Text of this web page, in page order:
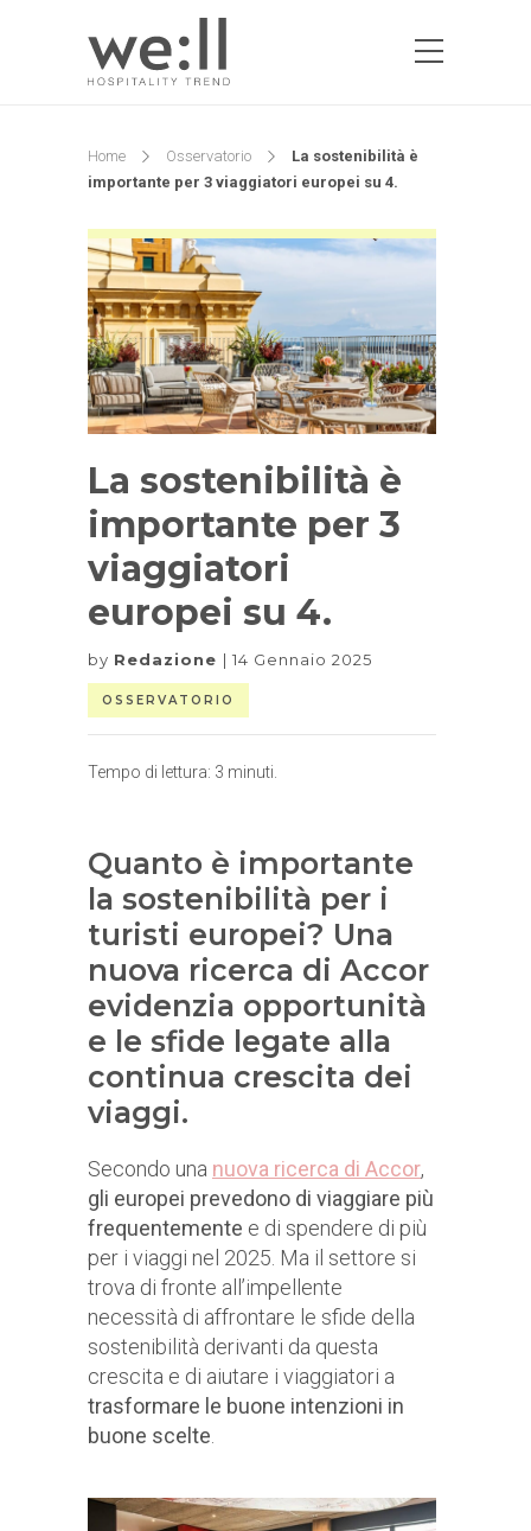
Home Osservatorio
La sostenibilità è
importante per 3 viaggiatori europei su 4.
La sostenibilità è
importante per 3
viaggiatori
europei su 4.
by Redazione 14 Gennaio 2025
OSSERVATORIO
Tempo di lettura: 3 minuti.
Quanto è importante
la sostenibilità per i
turisti europei? Una
nuova ricerca di Accor
evidenzia opportunità
e le sfide legate alla
continua crescita dei
viaggi.
Secondo una nuova ricerca di Accor,
gli europei prevedono di viaggiare più
frequentemente e di spendere di più
per i viaggi nel 2025. Ma il settore si
trova di fronte all’impellente
necessità di affrontare le sfide della
sostenibilità derivanti da questa
crescita e di aiutare i viaggiatori a
trasformare le buone intenzioni in
buone scelte.